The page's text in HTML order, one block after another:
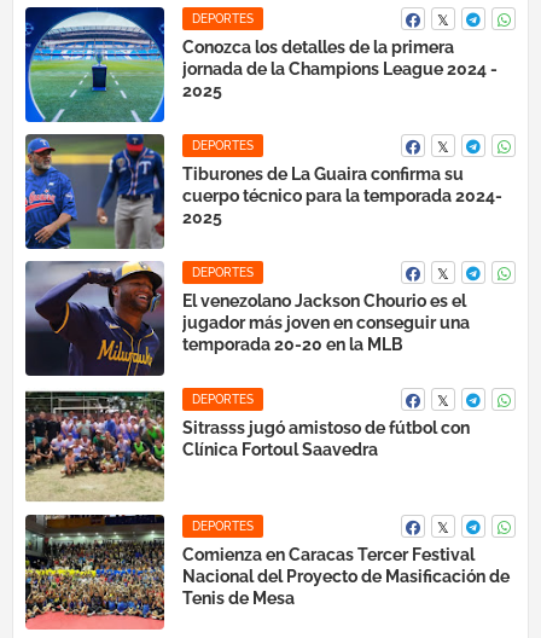
DEPORTES
Conozca los detalles de la primera
jornada de la Champions League 2024 -
2025
DEPORTES
Tiburones de La Guaira confirma su
cuerpo técnico para la temporada 2024-
2025
DEPORTES
El venezolano Jackson Chourio es el
jugador más joven en conseguir una
temporada 20-20 en la MLB
DEPORTES
Sitrasss jugó amistoso de fútbol con
Clínica Fortoul Saavedra
DEPORTES
Comienza en Caracas Tercer Festival
Nacional del Proyecto de Masificación de
Tenis de Mesa